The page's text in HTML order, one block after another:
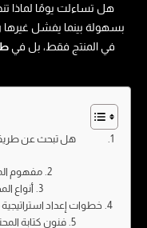
هل تساءلت يومًا لماذا
بسهولة بينما يفشل غيرها
في المنتج فقط، بل في
هل تبحث عن
مفهوم
أنواع
خطوات إعداد
فنون كتابة